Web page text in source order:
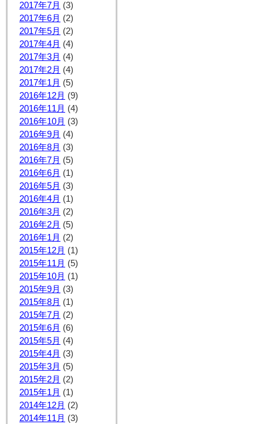
2017年7月 (3)
2017年6月 (2)
2017年5月 (2)
2017年4月 (4)
2017年3月 (4)
2017年2月 (4)
2017年1月 (5)
2016年12月 (9)
2016年11月 (4)
2016年10月 (3)
2016年9月 (4)
2016年8月 (3)
2016年7月 (5)
2016年6月 (1)
2016年5月 (3)
2016年4月 (1)
2016年3月 (2)
2016年2月 (5)
2016年1月 (2)
2015年12月 (1)
2015年11月 (5)
2015年10月 (1)
2015年9月 (3)
2015年8月 (1)
2015年7月 (2)
2015年6月 (6)
2015年5月 (4)
2015年4月 (3)
2015年3月 (5)
2015年2月 (2)
2015年1月 (1)
2014年12月 (2)
2014年11月 (3)